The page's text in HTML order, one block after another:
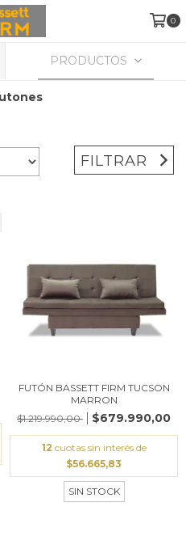
0
PRODUCTOS
FILTRAR
FUTÓN BASSETT FIRM TUCSON
MARRON
$1.219.990,00
$679.990,00
12 cuotas sin interés de
$56.665,83
SIN STOCK